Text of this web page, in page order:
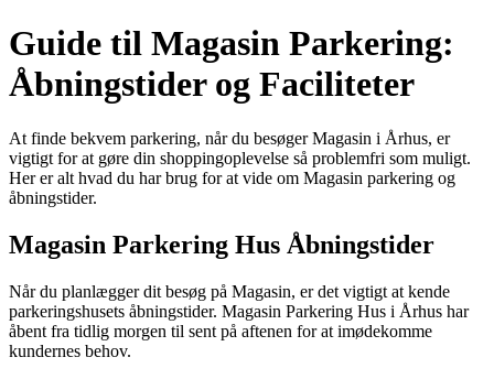
Guide til Magasin Parkering:
Åbningstider og Faciliteter
At finde bekvem parkering, når du besøger Magasin i Århus, er
vigtigt for at gøre din shoppingoplevelse så problemfri som muligt.
Her er alt hvad du har brug for at vide om Magasin parkering og
åbningstider.
Magasin Parkering Hus Åbningstider
Når du planlægger dit besøg på Magasin, er det vigtigt at kende
parkeringshusets åbningstider. Magasin Parkering Hus i Århus har
åbent fra tidlig morgen til sent på aftenen for at imødekomme
kundernes behov.